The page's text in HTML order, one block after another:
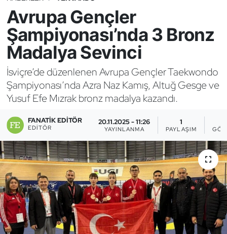
Avrupa Gençler
Şampiyonası’nda 3 Bronz
Madalya Sevinci
İsviçre’de düzenlenen Avrupa Gençler Taekwondo
Şampiyonası’nda Azra Naz Kamış, Altuğ Gesge ve
Yusuf Efe Mızrak bronz madalya kazandı.
FANATIK EDITÖR
EDITÖR
20.11.2025 - 11:26
YAYINLANMA
1
PAYLAŞIM
Binicilik
Bisiklet
Bocce Bowling Dart
Boks
Briç
Buz Hokeyi
Buz Pateni
Çim Hokeyi
Cimnastik